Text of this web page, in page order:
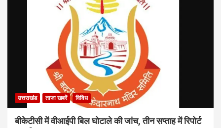
उत्तराखंड ताजा खबरें विविध
बीकेटीसी में वीआईपी बिल घोटाले की जांच, तीन सप्ताह में रिपोर्ट